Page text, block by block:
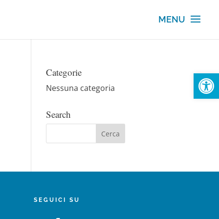
Categorie
Nessuna categoria
Search
SEGUICI SU